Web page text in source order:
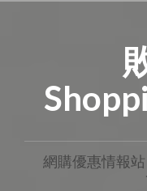
網購優惠情報